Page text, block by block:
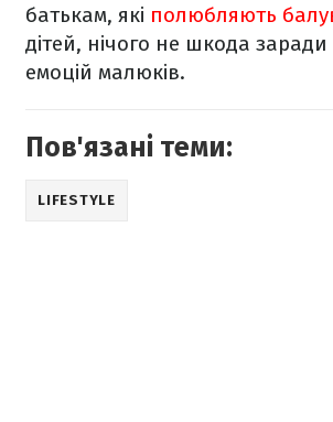
батькам, які полюбляють
дітей, нічого не шкода
емоцій малюків.
Пов'язані теми:
LIFESTYLE